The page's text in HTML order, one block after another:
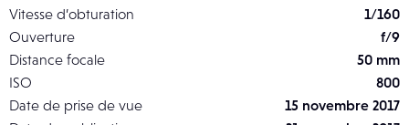
Vitesse d’obturation
1/160
Ouverture
f/9
Distance focale
50 mm
ISO
800
Date de prise de vue
15 novembre 2017